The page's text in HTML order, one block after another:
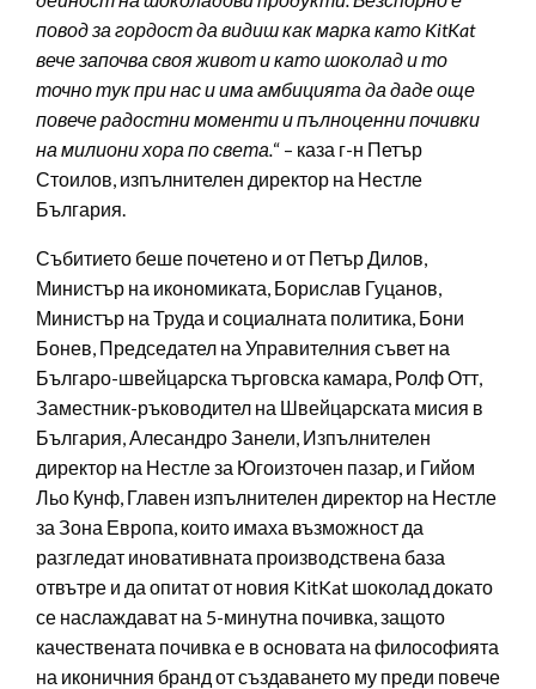
повод за гордост да видиш как марка като KitKat
вече започва своя живот и като шоколад и то
точно тук при нас и има амбицията да даде още
повече радостни моменти и пълноценни почивки
на милиони хора по света. “ – каза г-н Петър
Стоилов, изпълнителен директор на Нестле
България.
Събитието беше почетено и от Петър Дилов,
Министър на икономиката, Борислав Гуцанов,
Министър на Труда и социалната политика, Бони
Бонев, Председател на Управителния съвет на
Българо-швейцарска търговска камара, Ролф Отт,
Заместник-ръководител на Швейцарската мисия в
България, Алесандро Занели, Изпълнителен
директор на Нестле за Югоизточен пазар, и Гийом
Льо Кунф, Главен изпълнителен директор на Нестле
за Зона Европа, които имаха възможност да
разгледат иновативната производствена база
отвътре и да опитат от новия KitKat шоколад докато
се наслаждават на 5-минутна почивка, защото
качествената почивка е в основата на философията
на иконичния бранд от създаването му преди повече